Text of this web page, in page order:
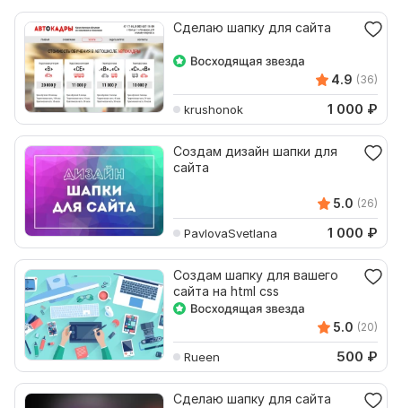
Сделаю шапку для сайта
4.9 (36)
krushonok 1 000 ₽
Создам дизайн шапки для
сайта
5.0 (26)
PavlovaSvetlana 1 000 ₽
Создам шапку для вашего
сайта на html css
5.0 (20)
Rueen 500 ₽
Сделаю шапку для сайта